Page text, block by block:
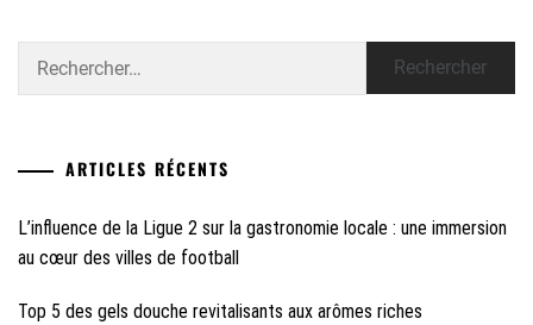
ARTICLES RÉCENTS
L’influence de la Ligue 2 sur la gastronomie locale : une immersion
au cœur des villes de football
Top 5 des gels douche revitalisants aux arômes riches